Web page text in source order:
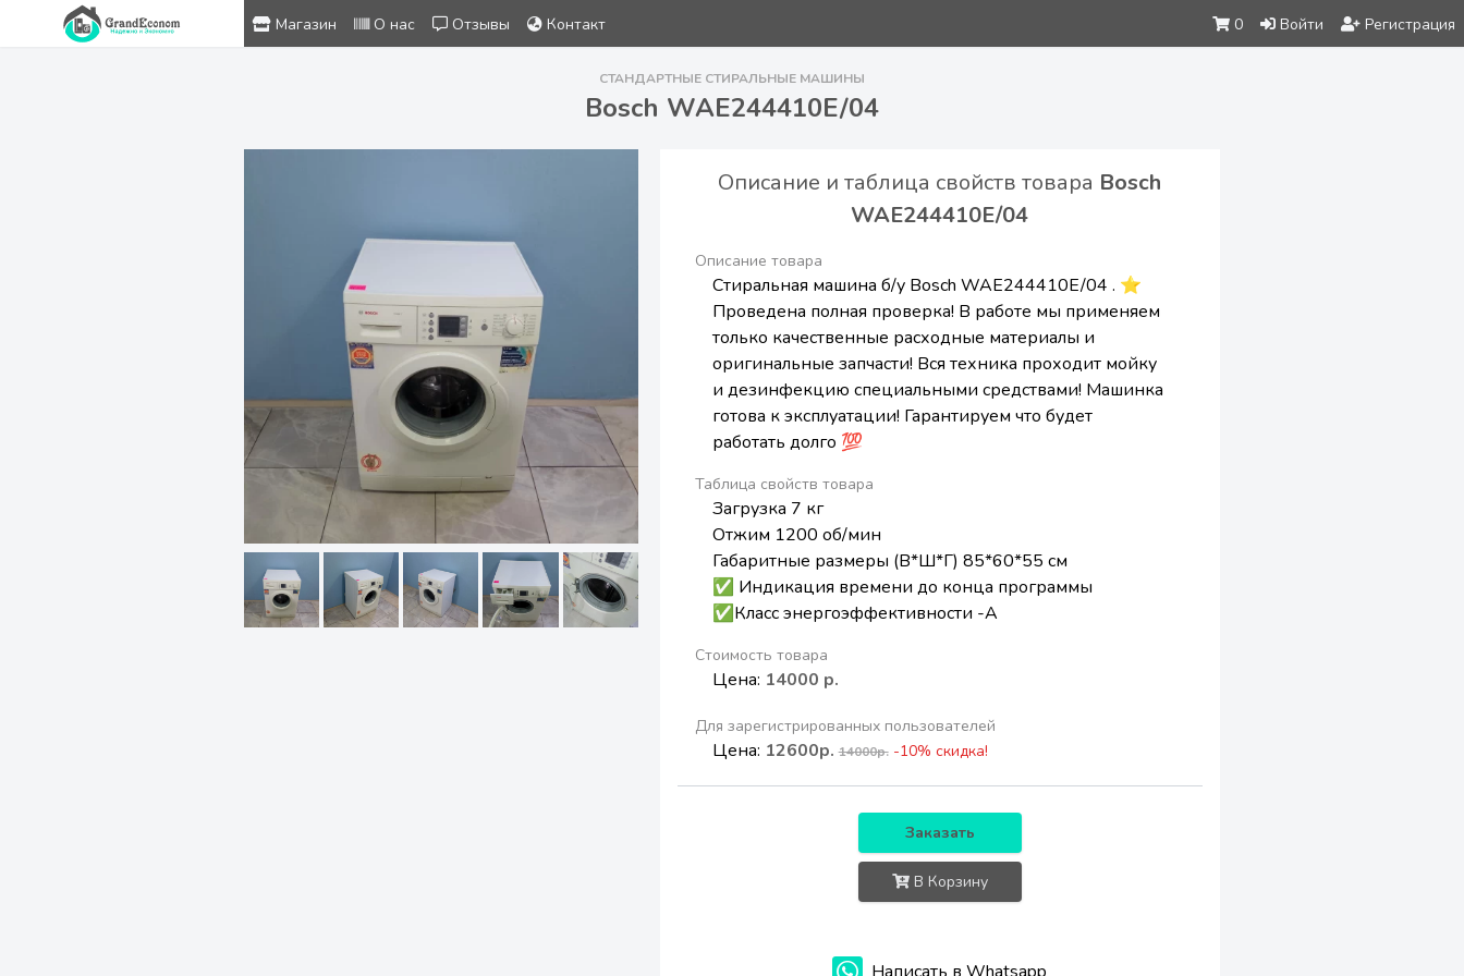
Магазин О нас Отзывы Контакт 0 Войти Регистрация
СТАНДАРТНЫЕ СТИРАЛЬНЫЕ МАШИНЫ
Bosch WAE244410E/04
Описание и таблица свойств товара Bosch
WAE244410E/04
Описание товара
Стиральная машина б/у Bosch WAE244410E/04 . ⭐
Проведена полная проверка! В работе мы применяем
только качественные расходные материалы и
оригинальные запчасти! Вся техника проходит мойку
и дезинфекцию специальными средствами! Машинка
готова к эксплуатации! Гарантируем что будет
работать долго 💯
Таблица свойств товара
Загрузка 7 кг
Отжим 1200 об/мин
Габаритные размеры (В*Ш*Г) 85*60*55 см
✅ Индикация времени до конца программы
✅Класс энергоэффективности -А
Стоимость товара
Цена: 14000 р.
Для зарегистрированных пользователей
Цена: 12600р. 14000р. -10% скидка!
Заказать
В Корзину